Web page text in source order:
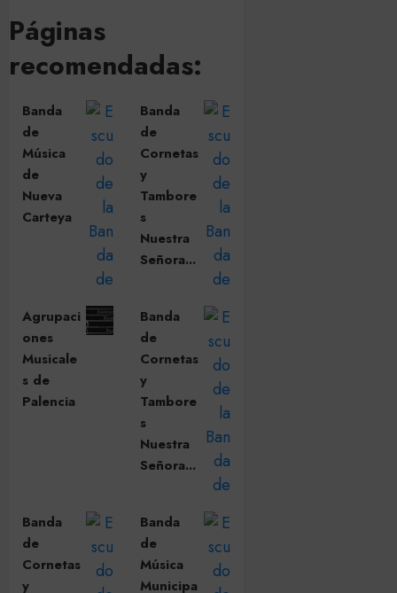
Páginas
recomendadas:
Banda
de
Música
de
Nueva
Carteya
Banda
de
Cornetas
y
Tambore
s
Nuestra
Señora...
Agrupaci
ones
Musicale
s de
Palencia
Banda
de
Cornetas
y
Tambore
s
Nuestra
Señora...
Banda
de
Cornetas
y
Banda
de
Música
Municipa